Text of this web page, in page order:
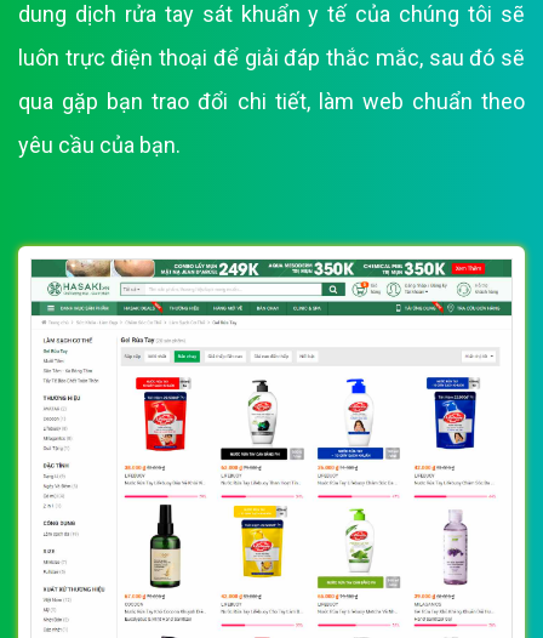
dung dịch rửa tay sát khuẩn y tế của chúng tôi sẽ
luôn trực điện thoại để giải đáp thắc mắc, sau đó sẽ
qua gặp bạn trao đổi chi tiết, làm web chuẩn theo
yêu cầu của bạn.